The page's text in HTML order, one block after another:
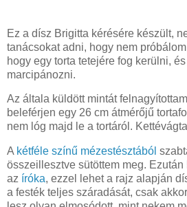
Ez a dísz Brigitta kérésére készült,
tanácsokat adni, hogy nem
hogy egy torta tetejére fog kerülni,
marcipánozni.
Az általa küldött mintát
beleférjen egy 26 cm átmérőjű
nem lóg majd le a tortáról.
A kétféle színű mézestésztából
összeillesztve sütöttem meg.
az íróka, ezzel lehet a rajz alapján
a festék teljes száradását, csak